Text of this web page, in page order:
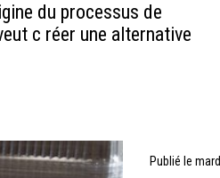
du processus de
c réer une alternative
Publié le